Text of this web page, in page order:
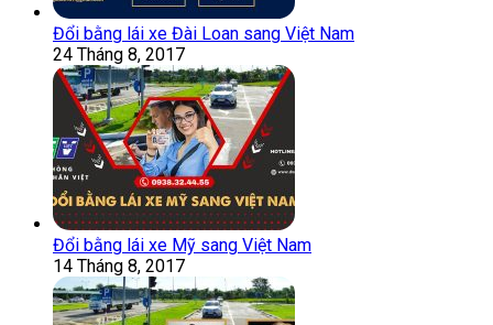
Đổi bằng lái xe Đài Loan sang Việt Nam
24 Tháng 8, 2017
Đổi bằng lái xe Mỹ sang Việt Nam
14 Tháng 8, 2017